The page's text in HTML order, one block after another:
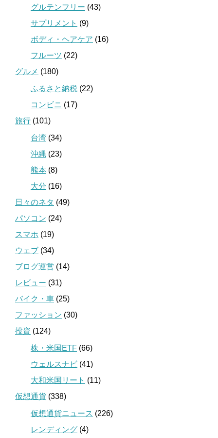
グルテンフリー (43)
サプリメント (9)
ボディ・ヘアケア (16)
フルーツ (22)
グルメ (180)
ふるさと納税 (22)
コンビニ (17)
旅行 (101)
台湾 (34)
沖縄 (23)
熊本 (8)
大分 (16)
日々のネタ (49)
パソコン (24)
スマホ (19)
ウェブ (34)
ブログ運営 (14)
レビュー (31)
バイク・車 (25)
ファッション (30)
投資 (124)
株・米国ETF (66)
ウェルスナビ (41)
大和米国リート (11)
仮想通貨 (338)
仮想通貨ニュース (226)
レンディング (4)